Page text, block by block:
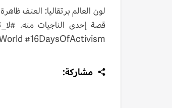
لون العالم برتقاليا: العنف
#16DaysOfActivism
مشاركة: